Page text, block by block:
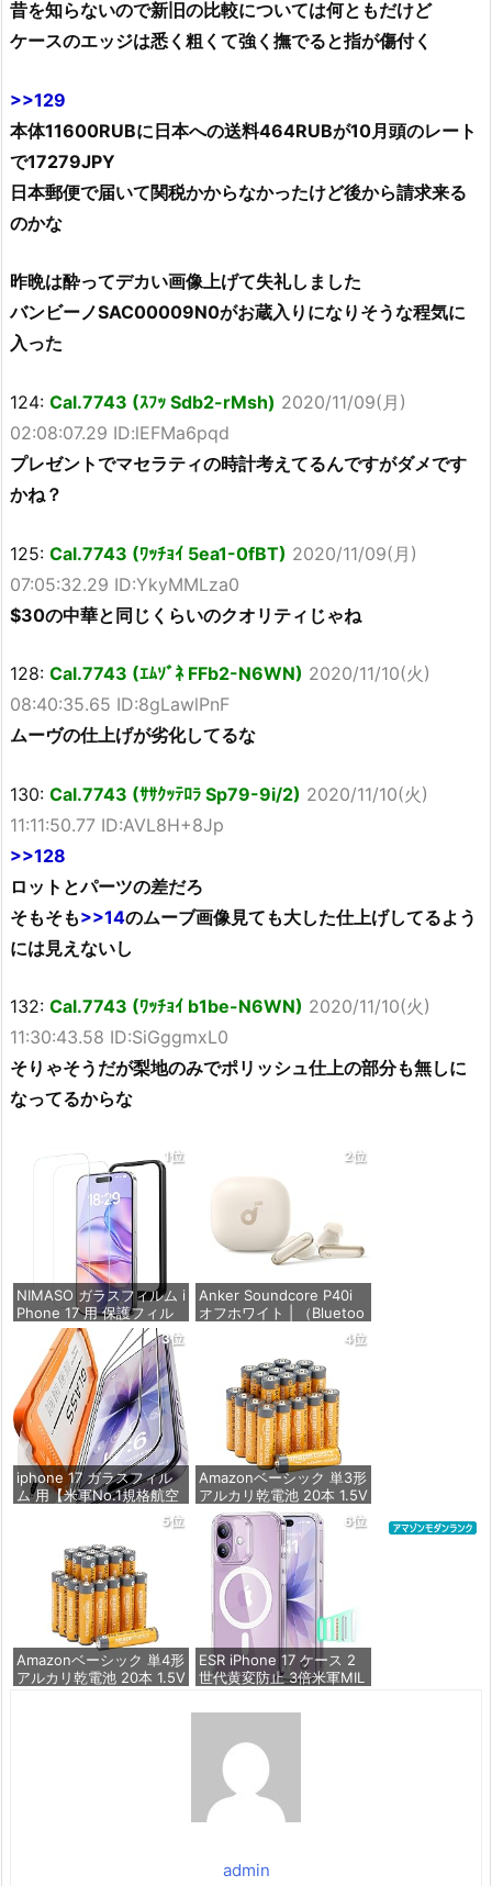
昔を知らないので新旧の比較については何ともだけど
ケースのエッジは悉く粗くて強く撫でると指が傷付く
>>129
本体11600RUBに日本への送料464RUBが10月頭のレート
で17279JPY
日本郵便で届いて関税かからなかったけど後から請求来る
のかな
昨晩は酔ってデカい画像上げて失礼しました
バンビーノSAC00009N0がお蔵入りになりそうな程気に
入った
124: Cal.7743 (ｽﾌｯ Sdb2-rMsh) 2020/11/09(月)
02:08:07.29 ID:lEFMa6pqd
プレゼントでマセラティの時計考えてるんですがダメです
かね？
125: Cal.7743 (ﾜｯﾁｮｲ 5ea1-0fBT) 2020/11/09(月)
07:05:32.29 ID:YkyMMLza0
$30の中華と同じくらいのクオリティじゃね
128: Cal.7743 (ｴﾑｿﾞﾈ FFb2-N6WN) 2020/11/10(火)
08:40:35.65 ID:8gLawlPnF
ムーヴの仕上げが劣化してるな
130: Cal.7743 (ｻｻｸｯﾃﾛﾗ Sp79-9i/2) 2020/11/10(火)
11:11:50.77 ID:AVL8H+8Jp
>>128
ロットとパーツの差だろ
そもそも>>14のムーブ画像見ても大した仕上げしてるよう
には見えないし
132: Cal.7743 (ﾜｯﾁｮｲ b1be-N6WN) 2020/11/10(火)
11:30:43.58 ID:SiGggmxL0
そりゃそうだが梨地のみでポリッシュ仕上の部分も無しに
なってるからな
1位
NIMASO ガラスフィルム i
Phone 17 用 保護フィル
ム 強化ガラス 耐衝撃 高
透過率 指紋防止 貼りやす
い ガイド枠付き | いPhon
e17 (6.3インチ) 対応 2枚
セット DSP25F1698
価格：¥1,357
2位
Anker Soundcore P40i
オフホワイト | （Bluetoo
th 5.3） 【完全ワイヤレ
スイヤホン/ウルトラノイ
ズキャンセリング 2.0 / マ
ルチポイント接続 / 最大6
0時間再生 / PSE技術基準
適合】
価格：¥7,990
3位
iphone 17 ガラスフィル
ム 用【米軍No.1規格航空
材料&独創的なガイド枠】
2枚セット 全面保護 最強
硬度10H 耐衝撃 | いphon
e17 保護フィルム 気泡な
し Zeniss 自動吸着 貼付
け簡単 iphone17フィルム
超クリア画
価格：¥1,260
4位
Amazonベーシック 単3形
アルカリ乾電池 20本 1.5V
保存期限10年 液漏れ防止
価格：¥846
5位
Amazonベーシック 単4形
アルカリ乾電池 20本 1.5V
6位
ESR iPhone 17 ケース 2
世代黄変防止 3倍米軍MIL
おん17用 カメラボタン付
ガードコーナー ワイヤレ
ス充電 耐衝撃 PC背面TP
Uバンパー 指紋防止 高耐
久性 マグネット
admin